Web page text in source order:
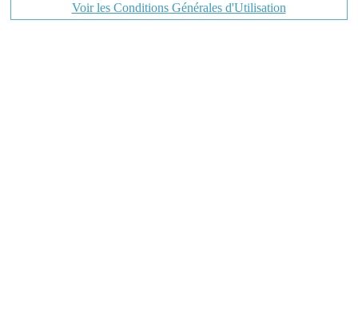
Voir les Conditions Générales d'Utilisation